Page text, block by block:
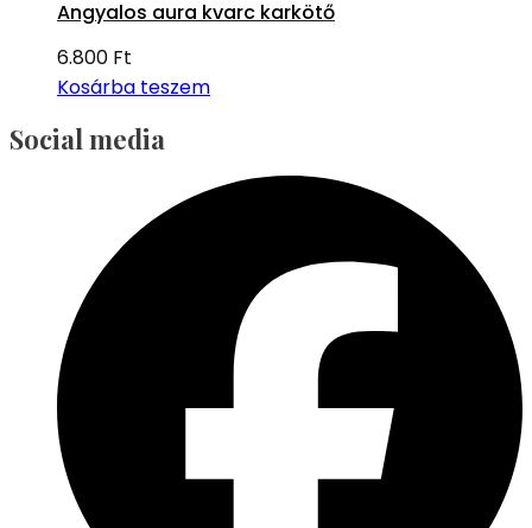
Angyalos aura kvarc karkötő
6.800 Ft
Kosárba teszem
Social media